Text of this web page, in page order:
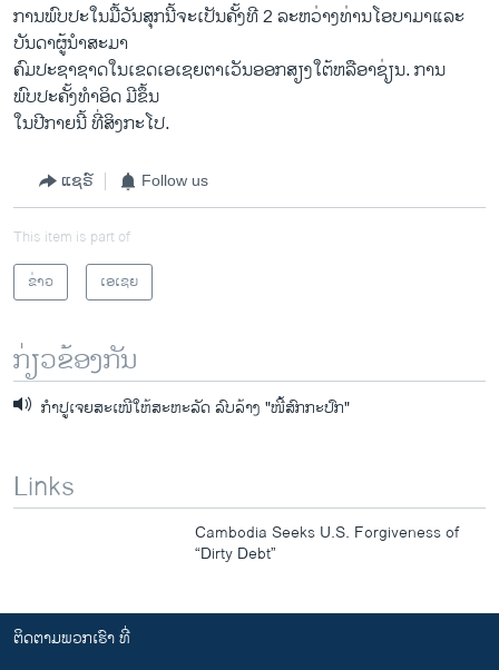
ການພົບປະໃນມື້ວັນສຸກນີ້ຈະເປັນຄັ້ງທີ 2 ລະຫວ່າງທ່ານໂອບາມາແລະ
ບັນດາຜູ້ນຳສະມາ
ຄົມປະຊາຊາດໃນເຂດເອເຊຍຕາເວັນອອກສຽງໃຕ້ຫລື​ອາ​ຊ່ຽນ. ການ
ພົບປະຄັ້ງ​ທໍາ​ອິດ ມີຂຶ້ນ
ໃນປີກາຍນີ້ ທີ່ສິງກະໂປ.
ແຊຣ໌ Follow us
This item is part of
ຂ່າວ
ເອເຊຍ
ກ່ຽວຂ້ອງກັນ
ກຳປູເຈຍສະເໜີໃຫ້ສະຫະລັດ ລົບ​ລ້າງ "ໜີ້ສົກກະປົກ"
Links
Cambodia Seeks U.S. Forgiveness of
“Dirty Debt”
ຕິດຕາມພວກເຮົາ ທີ່